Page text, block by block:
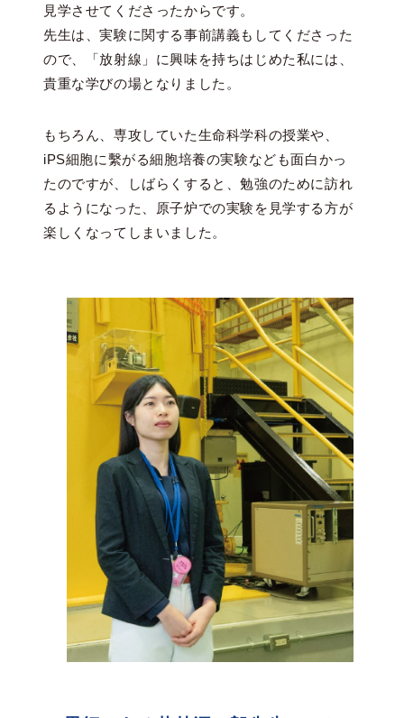
見学させてくださったからです。
先生は、実験に関する事前講義もしてくださった
ので、「放射線」に興味を持ちはじめた私には、
貴重な学びの場となりました。
もちろん、専攻していた生命科学科の授業や、
iPS細胞に繫がる細胞培養の実験なども面白かっ
たのですが、しばらくすると、勉強のために訪れ
るようになった、原子炉での実験を見学する方が
楽しくなってしまいました。